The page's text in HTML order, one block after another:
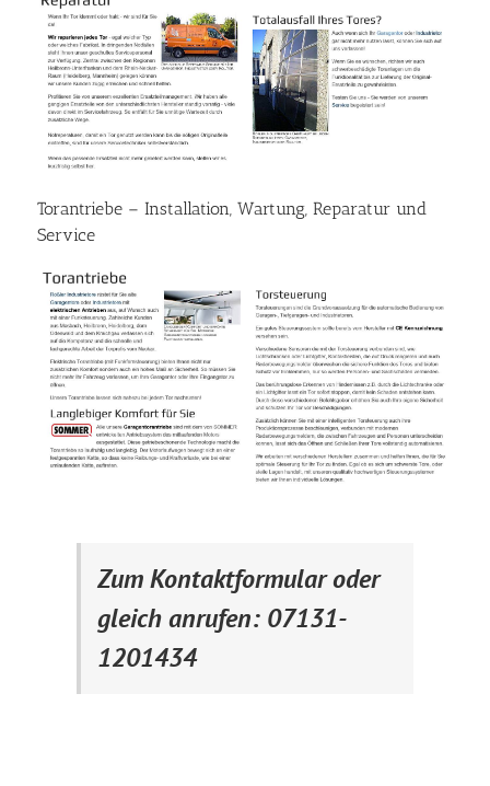
Torantriebe – Installation, Wartung, Reparatur und
Service
Zum Kontaktformular oder
gleich anrufen: 07131-
1201434